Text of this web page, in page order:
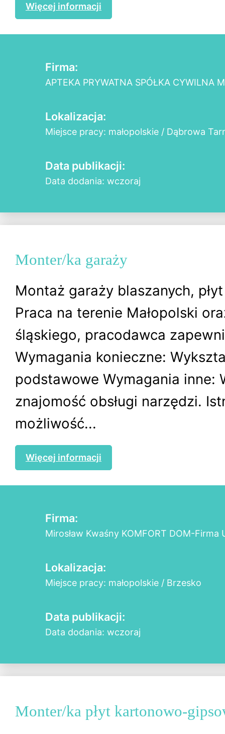
Więcej informacji
Firma:
APTEKA PRYWATNA SPÓŁKA CYWILNA
Lokalizacja:
Miejsce pracy: małopolskie / Dąbrowa
Data publikacji:
Data dodania: wczoraj
Monter/ka garaży
Montaż garaży blaszanych,
Praca na terenie Małopolski
śląskiego, pracodawca
Wymagania konieczne:
podstawowe Wymagania inne:
znajomość obsługi narzędzi.
możliwość...
Więcej informacji
Firma:
Mirosław Kwaśny KOMFORT DOM-Firma
Lokalizacja:
Miejsce pracy: małopolskie / Brzesko
Data publikacji:
Data dodania: wczoraj
Monter/ka płyt kartonowo-